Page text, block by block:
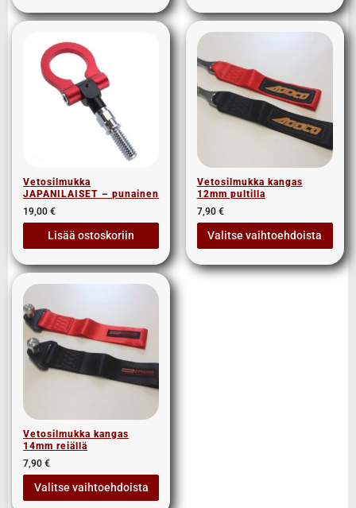
Vetosilmukka
JAPANILAISET – punainen
19,00€
Lisää ostoskoriin
Vetosilmukka kangas
12mm pultilla
7,90 €
Valitse vaihtoehdoista
Vetosilmukka kangas
14mm reiällä
7,90€
Valitse vaihtoehdoista